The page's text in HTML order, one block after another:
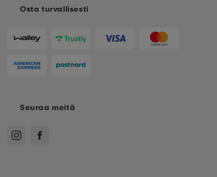
Osta turvallisesti
Seuraa meitä